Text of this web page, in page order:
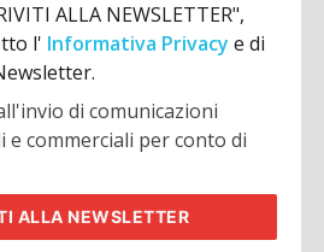
ALLA NEWSLETTER",
l' Informativa Privacye di
di comunicazioni
e commerciali per conto di
ALLA NEWSLETTER